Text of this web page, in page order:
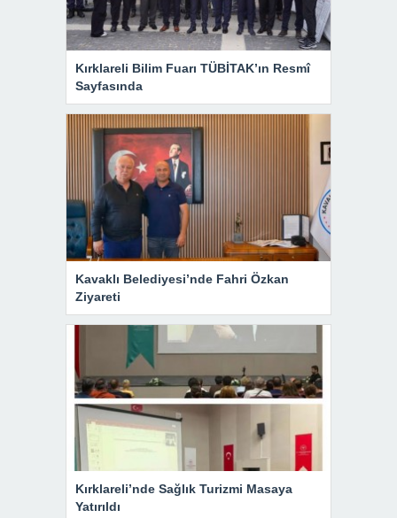
Kırklareli Bilim Fuarı TÜBİTAK’ın Resmî
Sayfasında
Kavaklı Belediyesi’nde Fahri Özkan
Ziyareti
Kırklareli’nde Sağlık Turizmi Masaya
Yatırıldı